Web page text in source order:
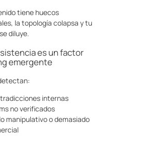
tiene huecos
la topología colapsa y tu
diluye.
es un factor
emergente
internas
no verificados
manipulativo o demasiado